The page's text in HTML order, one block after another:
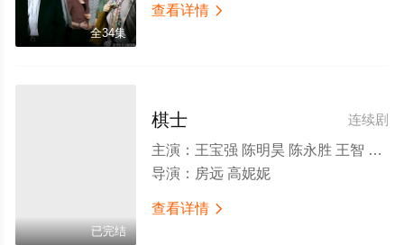
全34集
查看详情 
已完结
连续剧
棋士
主演： 王宝强 陈明昊 陈永胜 王智 李乃文 李梦 邢佳栋 李易祥 吴天琪 李若天 刘禹泽 陈卫 张宁浩 董向荣 赵毅 鲍振江
导演： 房远 高妮妮
查看详情 